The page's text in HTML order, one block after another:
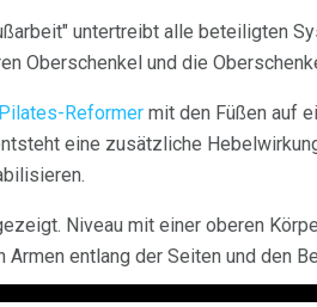
untertreibt alle beteiligten
Oberschenkel und die
Pilates-Reformer mit den Füßen auf
eine zusätzliche
Niveau mit einer oberen
entlang der Seiten und den